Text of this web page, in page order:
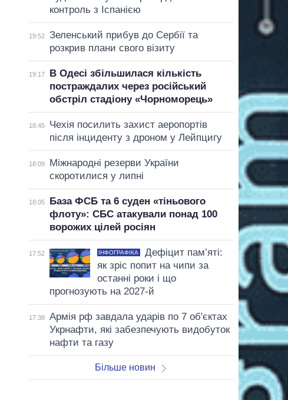
контроль з Іспанією
19:52
Зеленський прибув до Сербії та
розкрив плани свого візиту
19:17
В Одесі збільшилася кількість
постраждалих через російський
обстріл стадіону «Чорноморець»
18:45
Чехія посилить захист аеропортів
після інциденту з дроном у Лейпцигу
18:09
Міжнародні резерви України
скоротилися у липні
18:05
База ФСБ та 6 суден «тіньового
флоту»: СБС атакували понад 100
ворожих цілей росіян
17:52 ІНФОГРАФІКА
Дефіцит пам’яті:
як зріс попит на чипи за
останні роки і що
прогнозують на 2027-й
17:38
Армія рф завдала ударів по 7 об'єктах
Укрнафти, які забезпечують видобуток
нафти та газу
Більше новин